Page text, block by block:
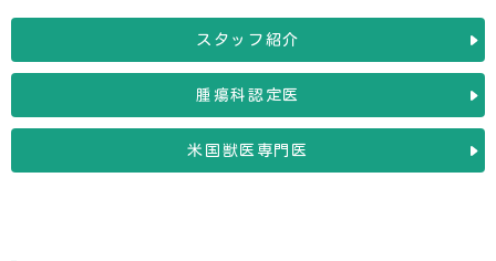
スタッフ紹介
腫瘍科認定医
米国獣医専門医